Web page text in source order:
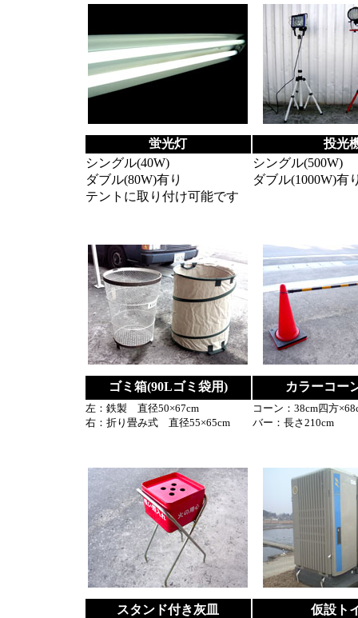
蛍光灯
投光
シングル(40W)
ダブル(80W)有り
テントに取り付け可能です
シングル(500W)
ダブル(1000W)有
ゴミ箱(90Lゴミ袋用) カラーコー
左：鉄製 直径50×67cm
右：折り畳み式 直径55×65cm
コーン：38cm四方
バー：長さ210cm
スタンド付き灰皿 仮設ト